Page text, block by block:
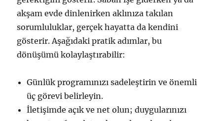
akşam evde dinlenirken aklınıza takılan
sorumluluklar, gerçek hayatta da kendini
gösterir. Aşağıdaki pratik adımlar, bu
dönüşümü kolaylaştırabilir:
Günlük programınızı sadeleştirin ve önemli
üç görevi belirleyin.
İletişimde açık ve net olun; duygularınızı